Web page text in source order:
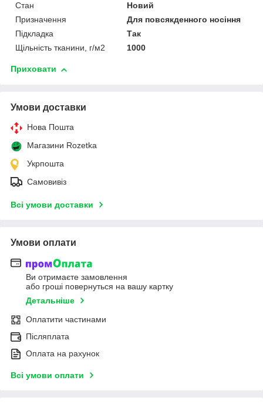
Стан
Новий
Призначення
Для повсякденного носіння
Підкладка
Так
Щільність тканини, г/м2
1000
Приховати
Умови доставки
Нова Пошта
Магазини Rozetka
Укрпошта
Самовивіз
Всі умови доставки
Умови оплати
Ви отримаєте замовлення
або гроші повернуться на вашу картку
Детальніше
Оплатити частинами
Післяплата
Оплата на рахунок
Всі умови оплати